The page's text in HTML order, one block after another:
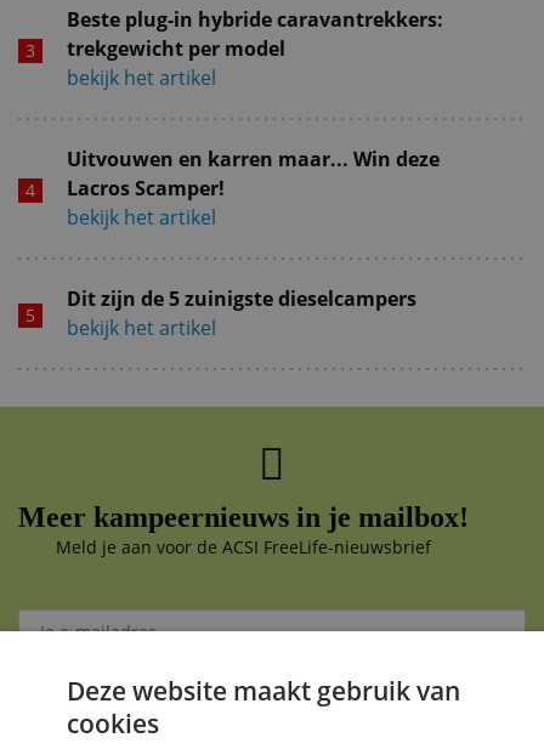
Beste plug-in hybride caravantrekkers:
trekgewicht per model
bekijk het artikel
Uitvouwen en karren maar... Win deze
Lacros Scamper!
bekijk het artikel
Dit zijn de 5 zuinigste dieselcampers
bekijk het artikel
Meer kampeernieuws in je mailbox!
Meld je aan voor de ACSI FreeLife-nieuwsbrief
Aanmelden
Je gegevens zijn veilig en worden niet gedeeld met anderen
Deze website maakt gebruik van
cookies